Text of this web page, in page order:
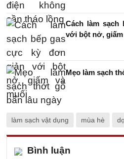
Cách làm
với bột nở, giấm
Mẹo làm sạch
làm sạch vật dụng mùa hè
Bình luận